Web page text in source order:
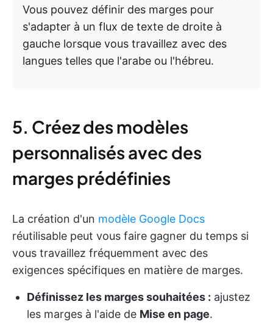
Vous pouvez définir des marges pour
s'adapter à un flux de texte de droite à
gauche lorsque vous travaillez avec des
langues telles que l'arabe ou l'hébreu.
5. Créez des modèles
personnalisés avec des
marges prédéfinies
La création d'un modèle Google Docs
réutilisable peut vous faire gagner du temps si
vous travaillez fréquemment avec des
exigences spécifiques en matière de marges.
Définissez les marges souhaitées : ajustez
les marges à l'aide de Mise en page.